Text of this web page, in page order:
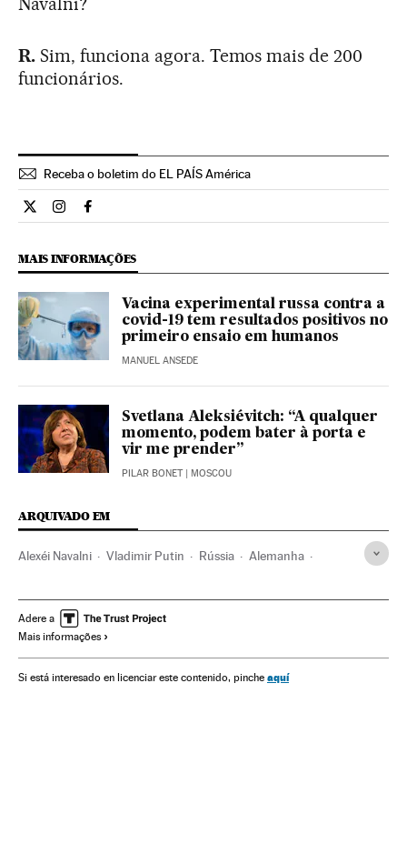
R.Sim, funciona agora. Temos mais de 200
funcionários.
Receba o boletim do EL PAÍS América
Internacional El País Brasil en Twitter
Internacional El País Brasil en Instagram
Internacional El País Brasil en Facebook
MAIS INFORMAÇÕES
Vacina experimental russa contra a
covid-19 tem resultados positivos no
primeiro ensaio em humanos
MANUEL ANSEDE
Svetlana Aleksiévitch: “A qualquer
momento, podem bater à porta e
vir me prender”
PILAR BONET| MOSCOU
ARQUIVADO EM
Alexéi Navalni Vladimir Putin Rússia Alemanha
Tentativa assassinato Sanções
Oposição política
Adere a
Mais informações
Si está interesado en licenciar este contenido, pinche aquí